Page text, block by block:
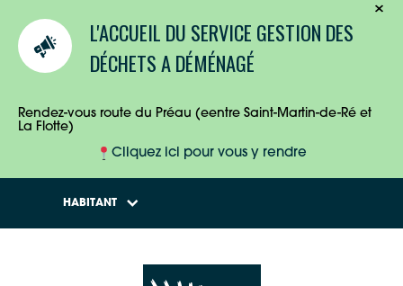
L'ACCUEIL DU SERVICE GESTION DES
DÉCHETS A DÉMÉNAGÉ
Rendez-vous route du Préau (eentre Saint-Martin-de-Ré et
La Flotte)
Cliquez ici pour vous y rendre
HABITANT
ENTREPRISES